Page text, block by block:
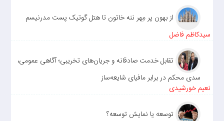
از بهون پر مِهر ننه خاتون تا هتل گوتیک پست مدرنیسم
سیدکاظم فاضل
تقابل خدمت صادقانه و جریان‌های تخریبی؛ آگاهی عمومی،
سدی محکم در برابر مافیای شایعه‌ساز
نعیم خورشیدی
توسعه یا نمایش توسعه؟